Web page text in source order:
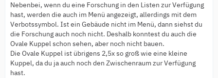
Nebenbei, wenn du eine Forschung in den Listen zur Verfügung
hast, werden die auch im Menü angezeigt, allerdings mit dem
Verbotssymbol. Ist ein Gebäude nicht im Menü, dann siehst du
die Forschung auch noch nicht. Deshalb konntest du auch die
Ovale Kuppel schon sehen, aber noch nicht bauen.
Die Ovale Kuppel ist übrigens 2,5x so groß wie eine kleine
Kuppel, da du ja auch noch den Zwischenraum zur Verfügung
hast.